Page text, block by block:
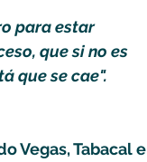
para estar
que si no es
que se cae".
Vegas, Tabacal e